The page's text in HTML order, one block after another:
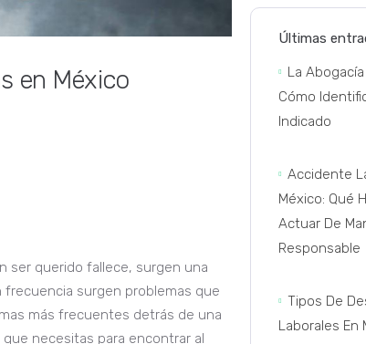
en México
ser querido fallece, surgen una
surgen problemas que
más frecuentes detrás de una
necesitas para encontrar al
Últimas
La
Cómo
Indicado
Accidente
México: Qué
Actuar De
Responsable
Tipos De
Laborales En